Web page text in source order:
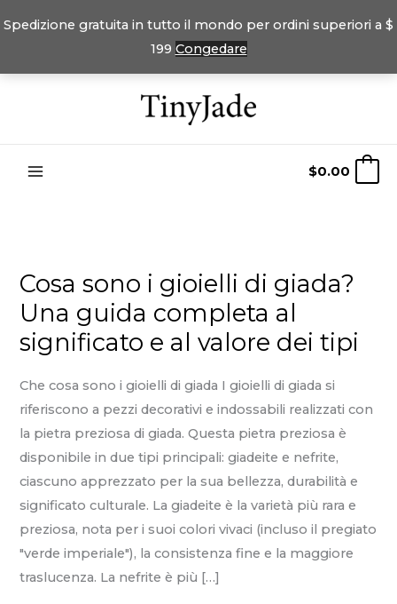
Spedizione gratuita in tutto il mondo per ordini superiori a $
199 Congedare
$0.00
Cosa sono i gioielli di giada?
Una guida completa al
significato e al valore dei tipi
Che cosa sono i gioielli di giada I gioielli di giada si
riferiscono a pezzi decorativi e indossabili realizzati con
la pietra preziosa di giada. Questa pietra preziosa è
disponibile in due tipi principali: giadeite e nefrite,
ciascuno apprezzato per la sua bellezza, durabilità e
significato culturale. La giadeite è la varietà più rara e
preziosa, nota per i suoi colori vivaci (incluso il pregiato
"verde imperiale"), la consistenza fine e la maggiore
traslucenza. La nefrite è più […]